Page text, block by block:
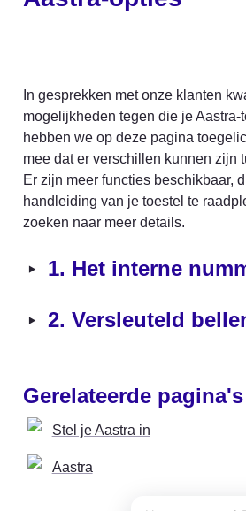
In gesprekken met onze klanten
mogelijkheden tegen die je Aastra-
hebben we op deze pagina
mee dat er verschillen kunnen zijn
Er zijn meer functies beschikbaar,
handleiding van je toestel te
zoeken naar meer details.
‣ 1. Het interne
‣ 2. Versleuteld
Gerelateerde pagina's
Stel je Aastra in
Aastra